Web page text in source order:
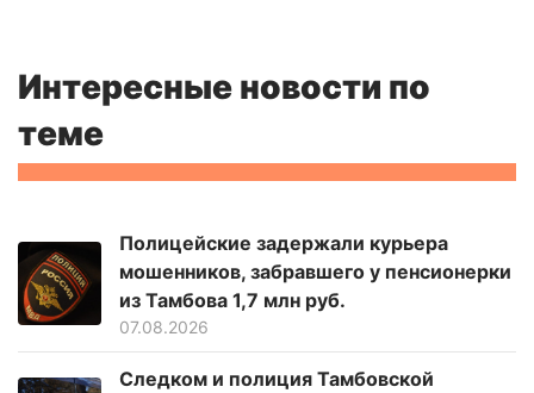
Интересные новости по
теме
Полицейские задержали курьера
мошенников, забравшего у пенсионерки
из Тамбова 1,7 млн руб.
07.08.2026
Следком и полиция Тамбовской